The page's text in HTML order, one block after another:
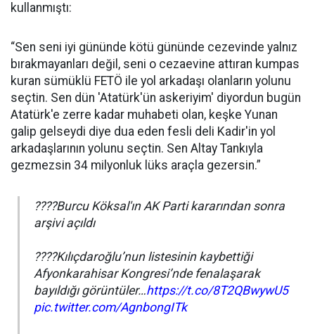
kullanmıştı:
“Sen seni iyi gününde kötü gününde cezevinde yalnız
bırakmayanları değil, seni o cezaevine attıran kumpas
kuran sümüklü FETÖ ile yol arkadaşı olanların yolunu
seçtin. Sen dün 'Atatürk'ün askeriyim' diyordun bugün
Atatürk'e zerre kadar muhabeti olan, keşke Yunan
galip gelseydi diye dua eden fesli deli Kadir'in yol
arkadaşlarının yolunu seçtin. Sen Altay Tankıyla
gezmezsin 34 milyonluk lüks araçla gezersin.”
????Burcu Köksal'ın AK Parti kararından sonra
arşivi açıldı
????Kılıçdaroğlu’nun listesinin kaybettiği
Afyonkarahisar Kongresi’nde fenalaşarak
bayıldığı görüntüler…https://t.co/8T2QBwywU5
pic.twitter.com/AgnbongITk